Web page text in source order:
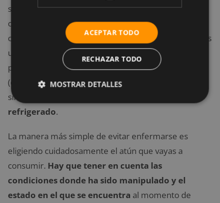
se enfermen de escombroidosis o por causa de la
contaminación por histamina. Esto ocurre por
consumir atún fresco en mal estado. La
es
una alteración que ocurre cuando un aminoácido
presente en el pescado, la histidina, se transforma
(cuando el pescado no ha sido bien manipulado) o
simplemente
refrigerado.
La manera más simple de evitar enfermarse es
eligiendo cuidadosamente el atún que vayas a
consumir. Hay que tener en cuenta las
condiciones donde ha sido manipulado y el
estado en el que se encuentra al momento de
ACEPTAR TODO
RECHAZAR TODO
MOSTRAR DETALLES